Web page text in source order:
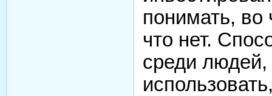
понимать, во
что нет.
среди людей,